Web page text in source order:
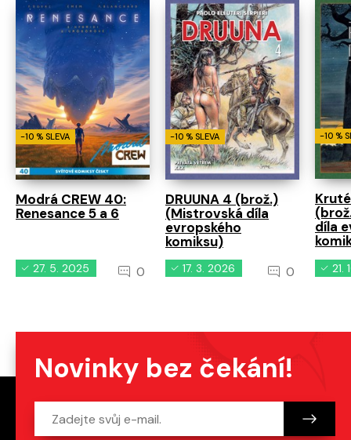
-10 % SLEVA
Modrá CREW 40:
Renesance 5 a 6
27. 5. 2025 0
-10 % SLEVA
DRUUNA 4 (brož.)
(Mistrovská díla
evropského
komiksu)
17. 3. 2026 0
-10 %
díla
21.
Novinky bez čekání!